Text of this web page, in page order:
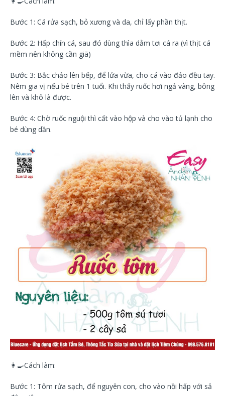
Bước 1: Cá rửa sạch, bỏ xương và da, chỉ lấy phần thịt.
Bước 2: Hấp chín cá, sau đó dùng thìa dằm tơi cá ra (vì thịt cá
mềm nên không cần giã)
Bước 3: Bắc chảo lên bếp, để lửa vừa, cho cá vào đảo đều tay.
Nêm gia vị nếu bé trên 1 tuổi. Khi thấy ruốc hơi ngả vàng, bông
lên và khô là được.
Bước 4: Chờ ruốc nguội thì cất vào hộp và cho vào tủ lạnh cho
bé dùng dần.
👩‍🍳Cách làm:
Bước 1: Tôm rửa sạch, để nguyên con, cho vào nồi hấp với sả